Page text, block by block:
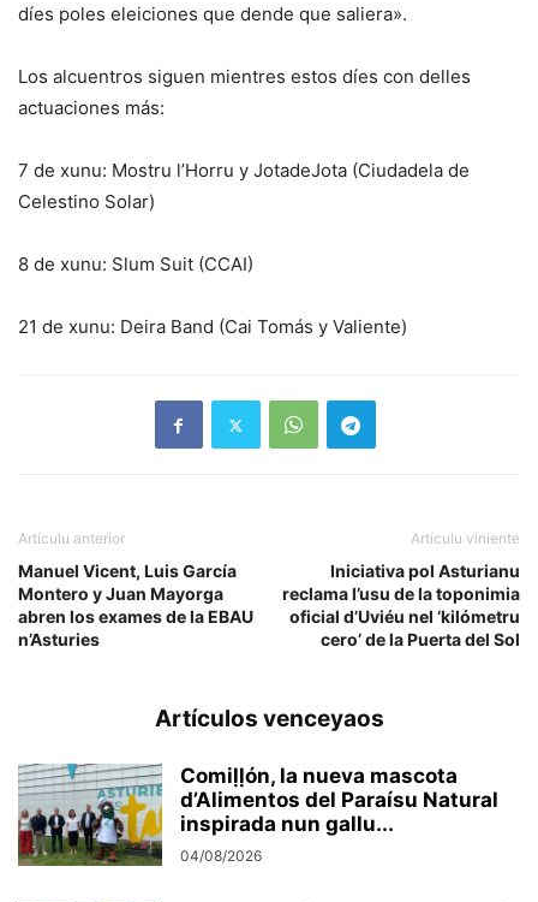
díes poles eleiciones que dende que saliera».
Los alcuentros siguen mientres estos díes con delles
actuaciones más:
7 de xunu: Mostru l’Horru y JotadeJota (Ciudadela de
Celestino Solar)
8 de xunu: Slum Suit (CCAI)
21 de xunu: Deira Band (Cai Tomás y Valiente)
Artículu anterior
Manuel Vicent, Luis García
Montero y Juan Mayorga
abren los exames de la EBAU
n’Asturies
Artículu viniente
Iniciativa pol Asturianu
reclama l’usu de la toponimia
oficial d’Uviéu nel ‘kilómetru
cero’ de la Puerta del Sol
Artículos venceyaos
Comiḷḷón, la nueva mascota
d’Alimentos del Paraísu Natural
inspirada nun gallu...
04/08/2026